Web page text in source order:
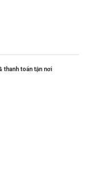
thanh toán tận nơi